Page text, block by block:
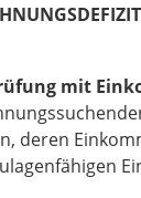
mit
deren